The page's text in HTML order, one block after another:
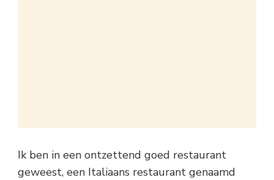
Ik ben in een ontzettend goed restaurant
geweest, een Italiaans restaurant genaamd